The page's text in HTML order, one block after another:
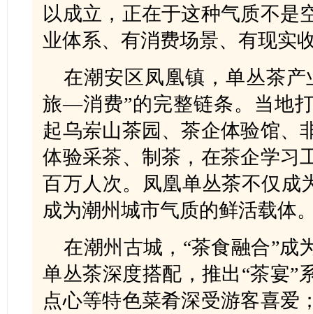
以成立，正在于这种气质不是
业体系、有消费场景、有现实
在潮安区凤凰镇，单丛茶
旅—消费”的完整链条。当地
起乌岽山茶园、茶企体验馆、
体验采茶、制茶，在茶企学习
百万人次。凤凰单丛茶不仅成
成为潮州城市气质的鲜活载体
在潮州古城，“茶食融合”成
单丛茶深度搭配，推出“茶宴”
点心等特色菜肴深受游客喜爱